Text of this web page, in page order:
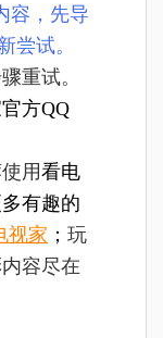
容，先导
尝试。
重试。
方QQ
用看电
多有趣的
视家 ； 玩
容尽在